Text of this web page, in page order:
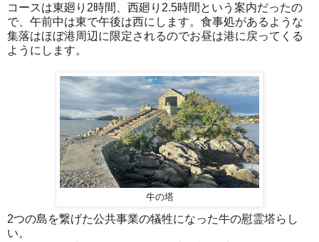
コースは東廻り2時間、西廻り2.5時間という案内だったの
で、午前中は東で午後は西にします。食事処があるような
集落はほぼ港周辺に限定されるのでお昼は港に戻ってくる
ようにします。
牛の塔
2つの島を繋げた公共事業の犠牲になった牛の慰霊塔らし
い。